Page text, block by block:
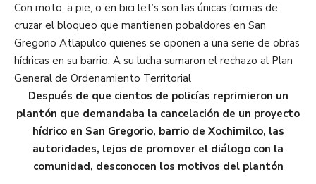
Con moto, a pie, o en bici let’s son las únicas formas de
cruzar el bloqueo que mantienen pobaldores en San
Gregorio Atlapulco quienes se oponen a una serie de obras
hídricas en su barrio. A su lucha sumaron el rechazo al Plan
General de Ordenamiento Territorial
Después de que cientos de policías reprimieron un
plantón que demandaba la cancelación de un proyecto
hídrico en San Gregorio, barrio de Xochimilco, las
autoridades, lejos de promover el diálogo con la
comunidad, desconocen los motivos del plantón